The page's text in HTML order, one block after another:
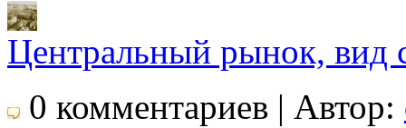
Центральный рынок, вид
0 комментариев | Автор: